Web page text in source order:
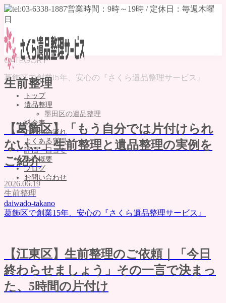
葛飾区で創業15年、安心の『さくら遺品整理サービス』
トップ
遺品整理
墨田区の遺品整理
料金表
ご利用の流れ
よくある質問
評価・口コミ
会社概要
ブログ
お問い合わせ
MENU
トップ
ご利用の流れ
よくある質問
評価・口コミ
会社概要
CATEGORY
生前整理
【葛飾区】「もう自分では片付けられ
ない…」生前整理と遺品整理の実例を
ご紹介
2026.06.19
生前整理
daiwado-takano
葛飾区で創業15年、安心の『さくら遺品整理サービス』
【江東区】生前整理のご依頼｜「今日
終わらせましょう」その一言で決まっ
た、5時間の片付け